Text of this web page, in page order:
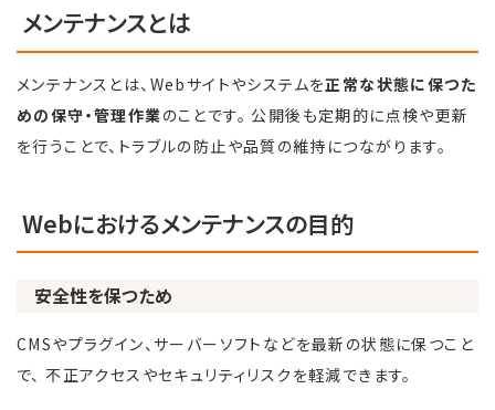
メンテナンスとは
メンテナンスとは、Webサイトやシステムを正常な状態に保つた
めの保守・管理作業のことです。 公開後も定期的に点検や更新
を行うことで、トラブルの防止や品質の維持につながります。
Webにおけるメンテナンスの目的
安全性を保つため
CMSやプラグイン、サーバーソフトなどを最新の状態に保つこと
で、 不正アクセスやセキュリティリスクを軽減できます。